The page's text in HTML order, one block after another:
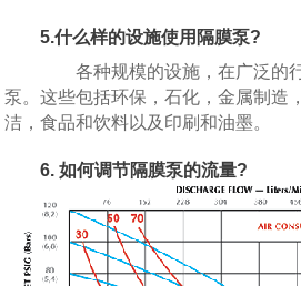
5.什么样的设施使用隔膜泵?
各种规模的设施，在广泛的
泵。这些包括环保，石化，金属制造
洁，食品和饮料以及印刷和油墨。
6. 如何调节隔膜泵的流量?